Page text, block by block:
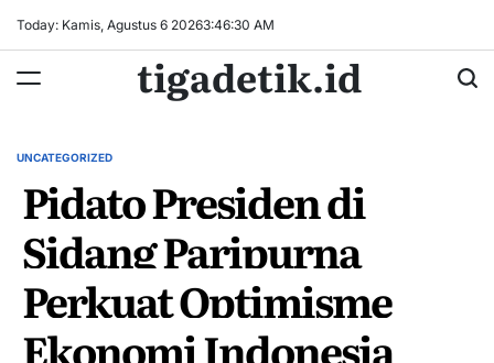
Today: Kamis, Agustus 6 20263:46:30 AM
tigadetik.id
POSTED
UNCATEGORIZED
Pidato Presiden di
Sidang Paripurna
Perkuat Optimisme
Ekonomi Indonesia